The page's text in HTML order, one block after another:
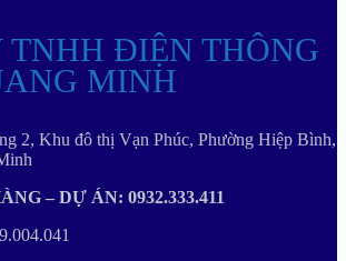
TNHH ĐIỆN THÔNG
MINH
2, Khu đô thị Vạn Phúc, Phường Hiệp Bình,
– DỰ ÁN: 0932.333.411